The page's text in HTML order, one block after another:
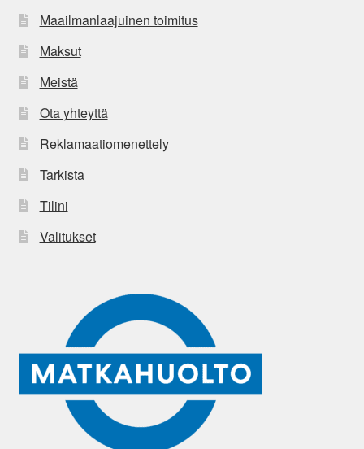
Maailmanlaajuinen toimitus
Maksut
Meistä
Ota yhteyttä
Reklamaatiomenettely
Tarkista
Tilini
Valitukset